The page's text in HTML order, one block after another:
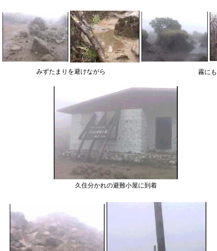
みずたまりを避けながら 霧に
久住分かれの避難小屋に到着